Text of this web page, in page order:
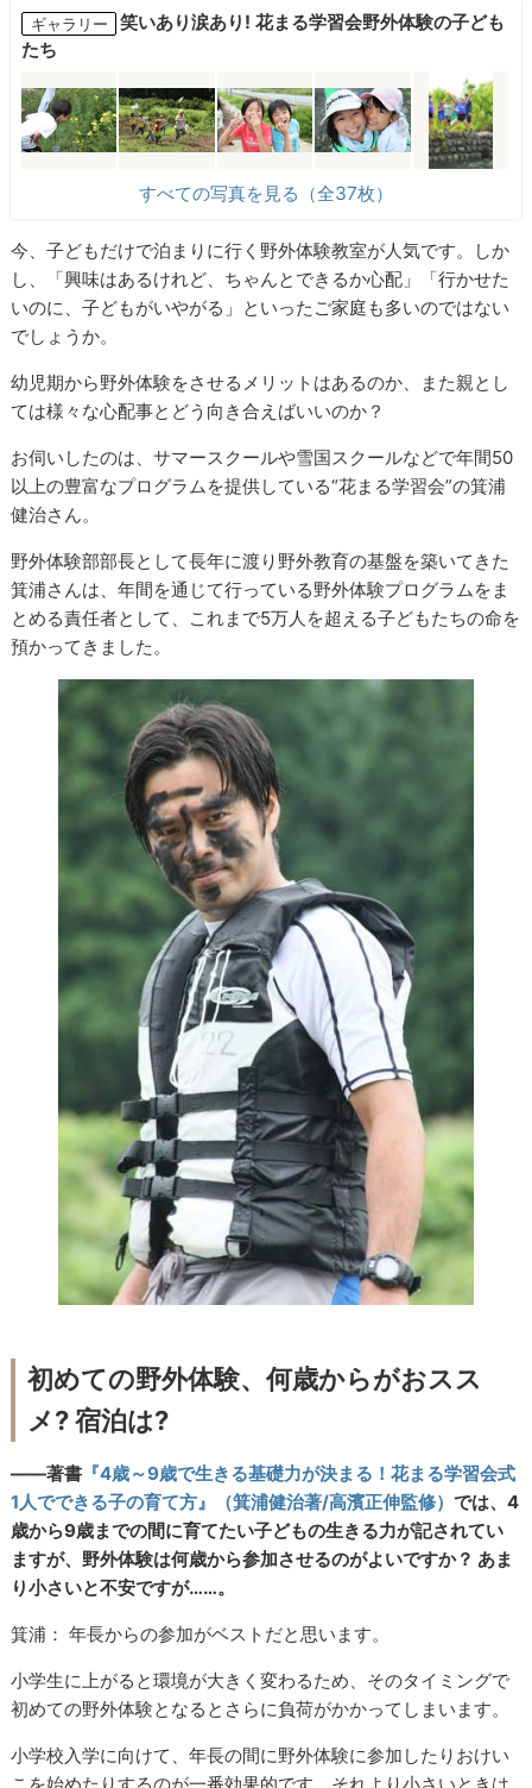
ギャラリー
笑いあり涙あり! 花まる学習会野外体験の子ども
たち
すべての写真を見る（全37枚）
今、子どもだけで泊まりに行く野外体験教室が人気です。しか
し、「興味はあるけれど、ちゃんとできるか心配」「行かせた
いのに、子どもがいやがる」といったご家庭も多いのではない
でしょうか。
幼児期から野外体験をさせるメリットはあるのか、また親とし
ては様々な心配事とどう向き合えばいいのか？
お伺いしたのは、サマースクールや雪国スクールなどで年間50
以上の豊富なプログラムを提供している“花まる学習会”の箕浦
健治さん。
野外体験部部長として長年に渡り野外教育の基盤を築いてきた
箕浦さんは、年間を通じて行っている野外体験プログラムをま
とめる責任者として、これまで5万人を超える子どもたちの命を
預かってきました。
初めての野外体験、何歳からがおスス
メ?宿泊は?
――著書 『4歳～9歳で生きる基礎力が決まる！花まる学習会式
1人でできる子の育て方』（箕浦健治著/高濱正伸監修）では、4
歳から9歳までの間に育てたい子どもの生きる力が記されてい
ますが、野外体験は何歳から参加させるのがよいですか？ あま
り小さいと不安ですが……。
箕浦： 年長からの参加がベストだと思います。
小学生に上がると環境が大きく変わるため、そのタイミングで
初めての野外体験となるとさらに負荷がかかってしまいます。
小学校入学に向けて、年長の間に野外体験に参加したりおけい